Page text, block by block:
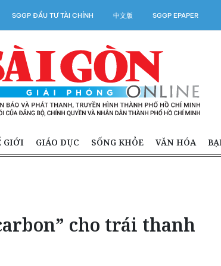
SGGP ĐẦU TƯ TÀI CHÍNH 中文版 SGGP EPAPER
GIỚI GIÁO DỤC SỐNG KHỎE VĂN HÓA
cho trái thanh